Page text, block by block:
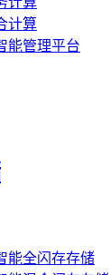
计算
能管理平台
能全闪存存储